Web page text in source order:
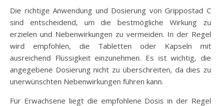
Die richtige Anwendung und Dosierung von Grippostad C
sind entscheidend, um die bestmögliche Wirkung zu
erzielen und Nebenwirkungen zu vermeiden. In der Regel
wird empfohlen, die Tabletten oder Kapseln mit
ausreichend Flüssigkeit einzunehmen. Es ist wichtig, die
angegebene Dosierung nicht zu überschreiten, da dies zu
unerwünschten Nebenwirkungen führen kann.
Für Erwachsene liegt die empfohlene Dosis in der Regel